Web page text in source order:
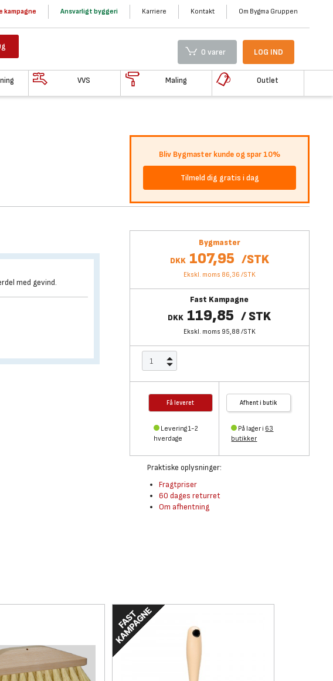
kampagne Ansvarligt byggeri Karriere Kontakt Om Bygma Gruppen
0 varer LOG IND
VVS Maling Outlet
Bliv Bygmaster kunde og spar 10%
Tilmeld dig gratis i dag
Bygmaster
DKK 107,95 /STK
Ekskl. moms 86,36 /STK
Fast Kampagne
DKK 119,85 /STK
Ekskl. moms 95,88 /STK
Få leveret
Levering 1-2
hverdage
Afhent i butik
På lager i 63
butikker
Praktiske oplysninger:
Fragtpriser
60 dages returret
Om afhentning
med gevind.